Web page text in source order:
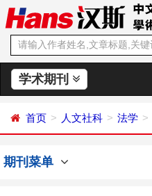
学术期刊
首页 人文社科 法学
期刊菜单